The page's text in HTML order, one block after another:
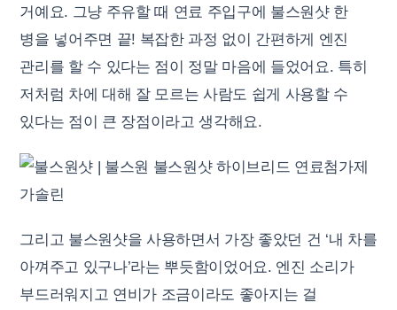
거예요. 그냥 주유할 때 연료 주입구에 불스원샷 한
병을 넣어주면 끝! 복잡한 과정 없이 간편하게 엔진
관리를 할 수 있다는 점이 정말 마음에 들었어요. 특히
저처럼 차에 대해 잘 모르는 사람도 쉽게 사용할 수
있다는 점이 큰 장점이라고 생각해요.
그리고 불스원샷을 사용하면서 가장 좋았던 건 ‘내 차를
아껴주고 있구나’라는 뿌듯함이었어요. 엔진 소리가
부드러워지고 연비가 조금이라도 좋아지는 걸